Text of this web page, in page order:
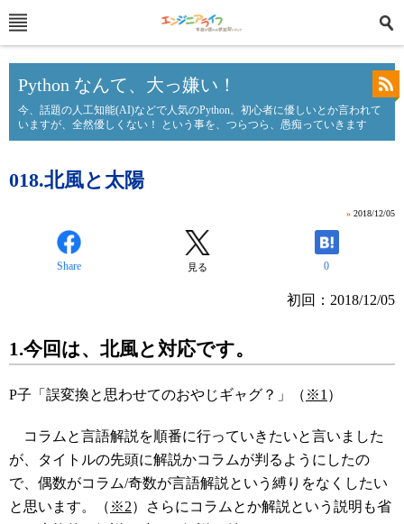
Python なんて、大っ嫌い！
今、話題の人工知能(AI)などで人気のPython。初心者に優しいとか言われて
いますが、全然優しくない！ という事を、つらつら、愚痴っていきます
018.北風と太陽
» 2018/12/05
Share 見る 0
初回：2018/12/05
1.今回は、北風と対応です。
P子「誤変換と思わせてのおやじギャグ？」（ ※1 ）
コラムと言語解説を順番に行っていきたいと言いました
が、タイトルの先頭に解説かコラムが判るようにしたの
で、偶数がコラム/奇数が言語解説という縛りをなくしたい
と思います。（ ※2）さらにコラムとか解説という説明も省